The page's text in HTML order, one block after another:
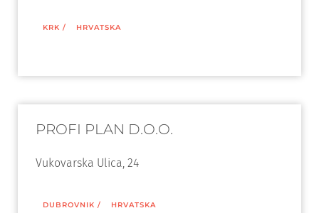
KRK / HRVATSKA
PROFI PLAN D.O.O.
Vukovarska Ulica, 24
DUBROVNIK / HRVATSKA